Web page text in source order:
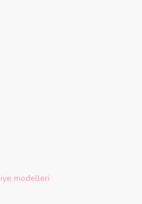
modelleri